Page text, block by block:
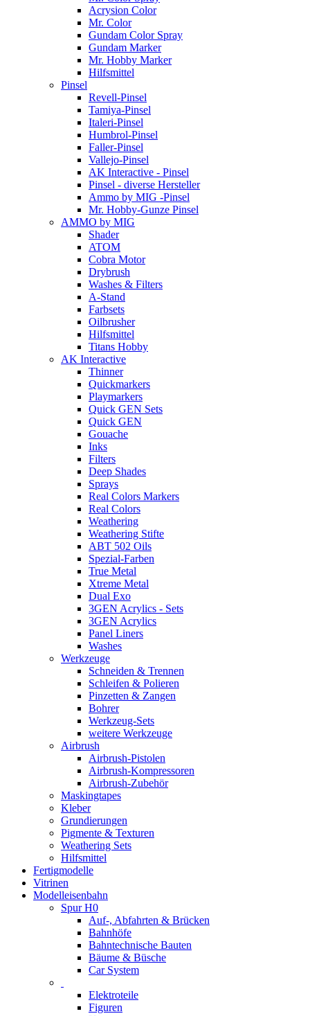
Acrysion Color
Mr. Color
Gundam Color Spray
Gundam Marker
Mr. Hobby Marker
Hilfsmittel
Pinsel
Revell-Pinsel
Tamiya-Pinsel
Italeri-Pinsel
Humbrol-Pinsel
Faller-Pinsel
Vallejo-Pinsel
AK Interactive - Pinsel
Pinsel - diverse Hersteller
Ammo by MIG -Pinsel
Mr. Hobby-Gunze Pinsel
AMMO by MIG
Shader
ATOM
Cobra Motor
Drybrush
Washes & Filters
A-Stand
Farbsets
Oilbrusher
Hilfsmittel
Titans Hobby
AK Interactive
Thinner
Quickmarkers
Playmarkers
Quick GEN Sets
Quick GEN
Gouache
Inks
Filters
Deep Shades
Sprays
Real Colors Markers
Real Colors
Weathering
Weathering Stifte
ABT 502 Oils
Spezial-Farben
True Metal
Xtreme Metal
Dual Exo
3GEN Acrylics - Sets
3GEN Acrylics
Panel Liners
Washes
Werkzeuge
Schneiden & Trennen
Schleifen & Polieren
Pinzetten & Zangen
Bohrer
Werkzeug-Sets
weitere Werkzeuge
Airbrush
Airbrush-Pistolen
Airbrush-Kompressoren
Airbrush-Zubehör
Maskingtapes
Kleber
Grundierungen
Pigmente & Texturen
Weathering Sets
Hilfsmittel
Fertigmodelle
Vitrinen
Modelleisenbahn
Spur H0
Auf-, Abfahrten & Brücken
Bahnhöfe
Bahntechnische Bauten
Bäume & Büsche
Car System
Elektroteile
Figuren